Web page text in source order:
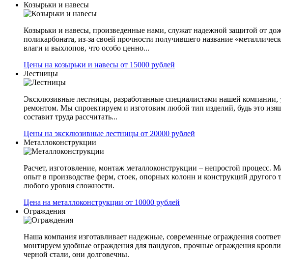
Козырьки и навесы
Козырьки и навесы, произведенные нами, служат надежной защитой от
поликарбоната, из-за своей прочности получившего название
влаги и выхлопов, что особо ценно...
Цены на козырьки и навесы от 15000 рублей
Лестницы
Эксклюзивные лестницы, разработанные специалистами нашей
ремонтом. Мы спроектируем и изготовим любой тип изделий, будь это
составит труда рассчитать...
Цены на эксклюзивные лестницы от 20000 рублей
Металлоконструкции
Расчет, изготовление, монтаж металлоконструкции – непростой
опыт в производстве ферм, стоек, опорных колонн и конструкций другого
любого уровня сложности.
Цена на металлоконструкции от 10000 рублей
Ограждения
Наша компания изготавливает надежные, современные ограждения
монтируем удобные ограждения для пандусов, прочные ограждения
черной стали, они долговечны.